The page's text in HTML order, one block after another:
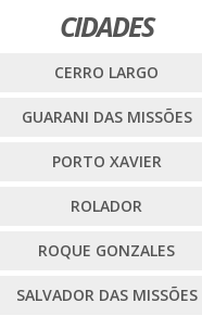
CIDADES
CERRO LARGO
GUARANI DAS MISSÕES
PORTO XAVIER
ROLADOR
ROQUE GONZALES
SALVADOR DAS MISSÕES